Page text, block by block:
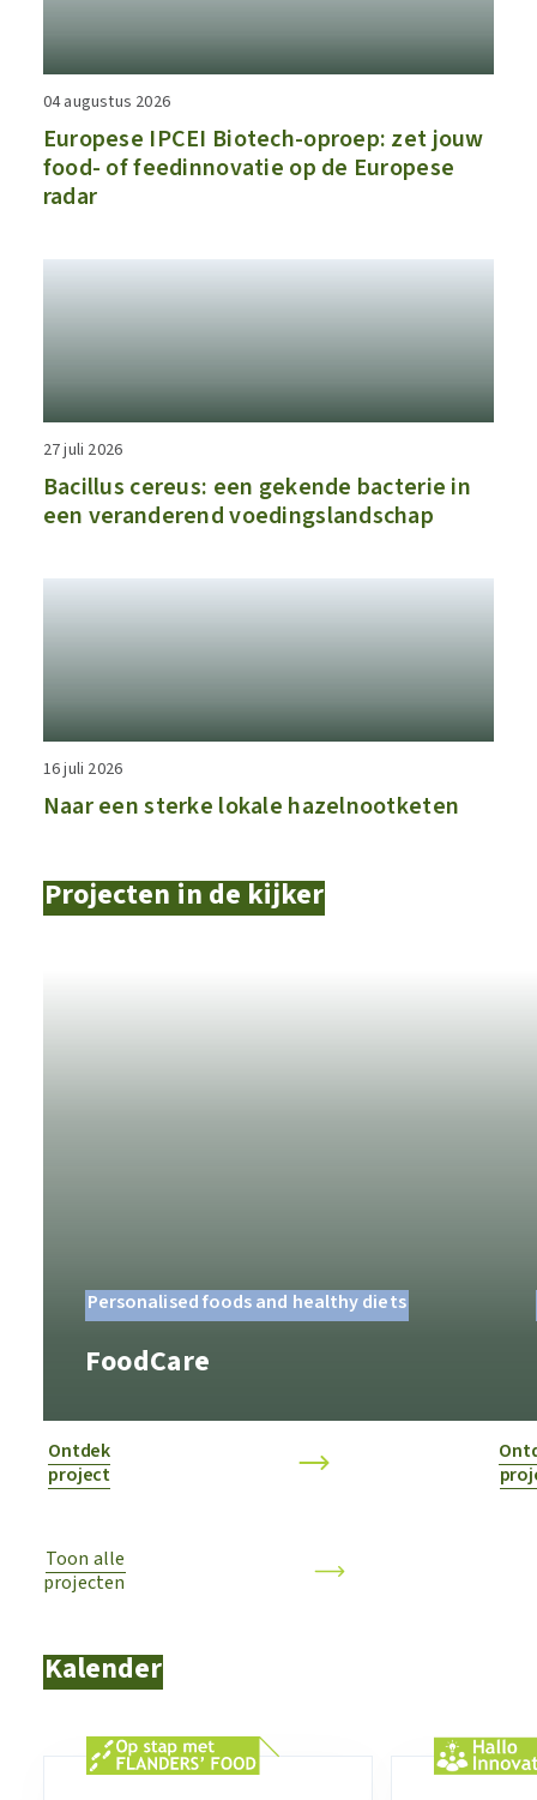
04 augustus 2026
​​Europese IPCEI Biotech-oproep: zet jouw
food- of feedinnovatie op de Europese
radar​
27 juli 2026
Bacillus cereus: een gekende bacterie in
een veranderend voedingslandschap
16 juli 2026
Naar een sterke lokale hazelnootketen
Projecten in de kijker
Personalised foods and healthy diets
FoodCare
Ontdek
project
Toon alle
projecten
Kalender